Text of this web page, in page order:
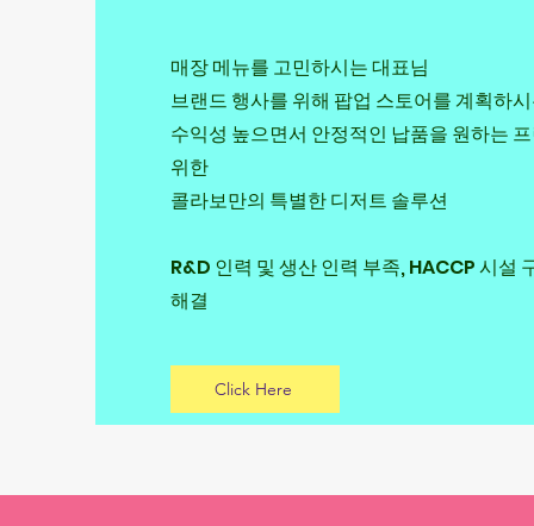
매장 메뉴를 고민하시는 대표님
브랜드 행사를 위해 팝업 스토어를 계획하
수익성 높으면서 안정적인 납품을 원하는
위한
​콜라보만의 특별한 디저트 솔루션
R&D 인력 및 생산 인력 부족, HACCP 시설
해결
Click Here